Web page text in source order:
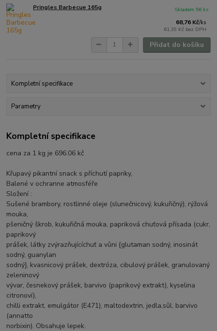
Pringles Barbecue 165g
68,76 Kč/ks
61,39 Kč bez DPH
Skladem 56 ks
Přidat do košíku
Kompletní specifikace
Parametry
Kompletní specifikace
cena za 1 kg je 696.06 kč
Křupavý pikantní snack s příchutí papriky,
Balené v ochranne atmosféře
Složení :
Sušené brambory, rostlinné oleje (slunečnicový, kukuřičný), rýžová
mouka,
pšeničný škrob, kukuřičná mouka, papriková chuťová přísada (cukr,
paprikový
prášek, látky zvýrazňujícíchuť a vůni {glutaman sodný, inosinát
sodný, guanylan
sodný}, kvasnicový prášek, dextróza, cibulový prášek, granulovaný
zeleninový
vývar, česnekový prášek, barvivo (paprikový extrakt), kyselina
citronoví),
chilli extrakt, emulgátor (E471), maltodextrin, jedla,sůl, barvivo
(annatto
norbixin). Obsahuje lepek.